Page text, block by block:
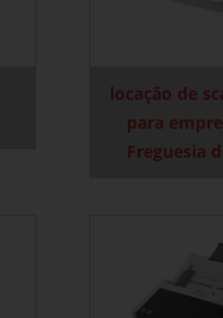
locação de
para
Freguesia